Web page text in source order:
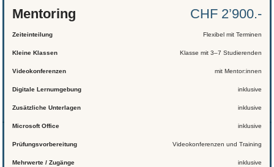
Mentoring CHF 2’900.-
Zeiteinteilung Flexibel mit Terminen
Kleine Klassen Klasse mit 3–7 Studierenden
Videokonferenzen mit Mentor:innen
Digitale Lernumgebung inklusive
Zusätzliche Unterlagen inklusive
Microsoft Office inklusive
Prüfungsvorbereitung Videokonferenzen und Training
Mehrwerte / Zugänge inklusive